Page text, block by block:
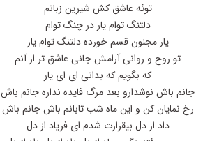
توئه عاشق کش شیرین زبانم
دلتنگ توام یار در چنگ توام
یار مجنون قسم خورده دلتنگ توام یار
تو روح و روانی آرامش جانی عاشق تر از آنم
که بگویم که بدانی ای ای یار
جانم باش نوشدارو بعد مرگ فایده نداره جانم باش
رخ نمایان کن و این ماه شب تابانم باش جانم باش
داد از دل بیقرارت شدم ای فریاد از دل